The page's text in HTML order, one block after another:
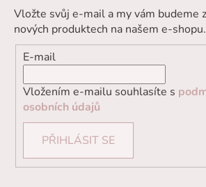
Vložte svůj e-mail a my vám budeme
nových produktech na našem e-shopu.
E-mail
Vložením e-mailu souhlasíte s
osobních údajů
PŘIHLÁSIT SE